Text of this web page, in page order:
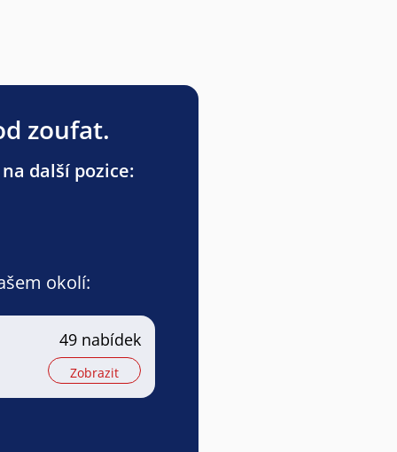
zoufat.
další pozice:
okolí:
49 nabídek
Zobrazit